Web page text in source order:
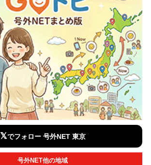
𝕏でフォロー 号外NET 東京
号外NET他の地域